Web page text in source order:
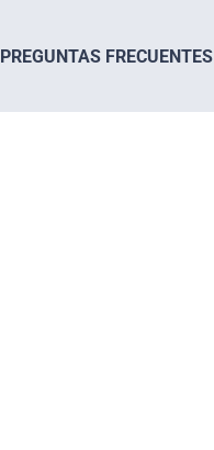
PREGUNTAS FRECUENTES